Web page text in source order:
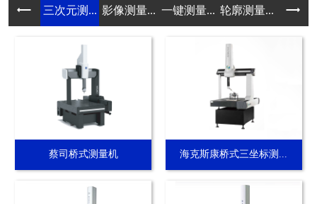
三次元测... 影像测量... 一键测量... 轮廓测量... 真圆
蔡司桥式测量机 海克斯康桥式三坐标测...